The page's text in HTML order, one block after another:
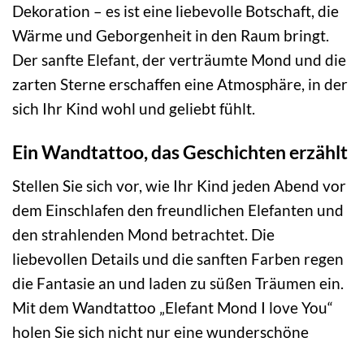
Dekoration – es ist eine liebevolle Botschaft, die
Wärme und Geborgenheit in den Raum bringt.
Der sanfte Elefant, der verträumte Mond und die
zarten Sterne erschaffen eine Atmosphäre, in der
sich Ihr Kind wohl und geliebt fühlt.
Ein Wandtattoo, das Geschichten erzählt
Stellen Sie sich vor, wie Ihr Kind jeden Abend vor
dem Einschlafen den freundlichen Elefanten und
den strahlenden Mond betrachtet. Die
liebevollen Details und die sanften Farben regen
die Fantasie an und laden zu süßen Träumen ein.
Mit dem Wandtattoo „Elefant Mond I love You“
holen Sie sich nicht nur eine wunderschöne